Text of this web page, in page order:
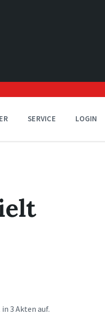
SERVICE LOGIN
3 Akten auf.